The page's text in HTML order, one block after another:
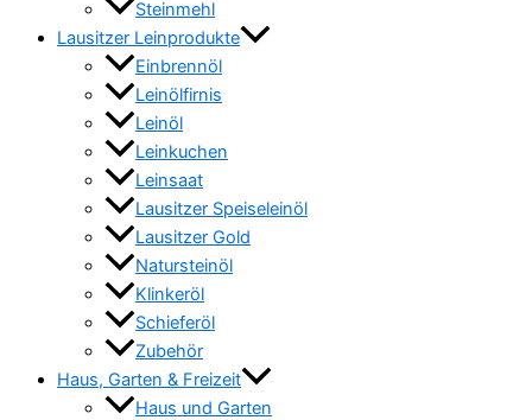
Steinmehl
Lausitzer Leinprodukte
Einbrennöl
Leinölfirnis
Leinöl
Leinkuchen
Leinsaat
Lausitzer Speiseleinöl
Lausitzer Gold
Natursteinöl
Klinkeröl
Schieferöl
Zubehör
Haus, Garten & Freizeit
Haus und Garten